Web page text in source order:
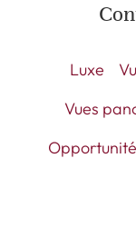
Luxe
Vues
Opportunité